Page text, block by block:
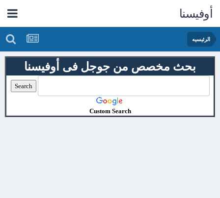
أوفيسنا
الرئيسيه
بحث مخصص من جوجل فى أوفيسنا
Custom Search